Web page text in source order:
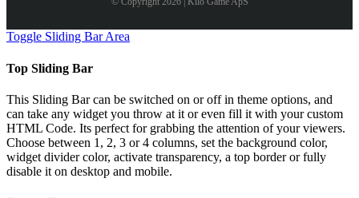
Toggle Sliding Bar Area
Top Sliding Bar
This Sliding Bar can be switched on or off in theme options, and
can take any widget you throw at it or even fill it with your custom
HTML Code. Its perfect for grabbing the attention of your viewers.
Choose between 1, 2, 3 or 4 columns, set the background color,
widget divider color, activate transparency, a top border or fully
disable it on desktop and mobile.